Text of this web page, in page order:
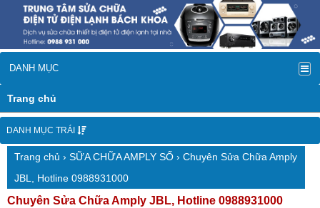
DANH MỤC
Trang chủ
DANH MỤC TRÁI
Trang chủ › SỮA CHỮA AMPLY SỐ › Chuyên Sửa Chữa Amply
JBL, Hotline 0988931000
Chuyên Sửa Chữa Amply JBL, Hotline 0988931000